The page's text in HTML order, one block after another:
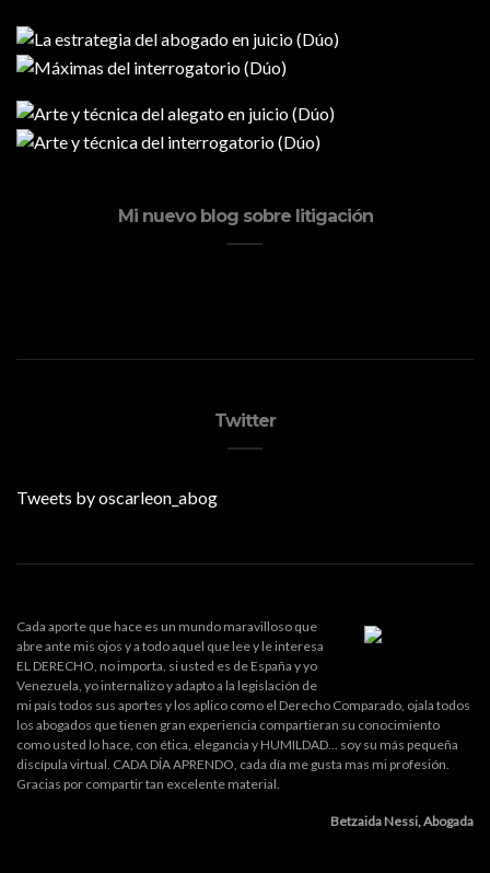
Mi nuevo blog sobre litigación
Twitter
Tweets by oscarleon_abog
Cada aporte que hace es un mundo maravilloso que
abre ante mis ojos y a todo aquel que lee y le interesa
EL DERECHO, no importa, si usted es de España y yo
Venezuela, yo internalizo y adapto a la legislación de
mi país todos sus aportes y los aplico como el Derecho Comparado, ojala todos
los abogados que tienen gran experiencia compartieran su conocimiento
como usted lo hace, con ética, elegancia y HUMILDAD... soy su más pequeña
discípula virtual. CADA DÍA APRENDO, cada día me gusta mas mi profesión.
Gracias por compartir tan excelente material.
Betzaida Nessi, Abogada